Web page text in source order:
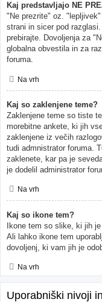
Kaj predstavljajo NE
"Ne prezrite" oz.
strani in sicer pod
prebirajte. Dovoljenja za
globalna obvestila in za
foruma.
Na vrh
Kaj so zaklenjene teme?
Zaklenjene teme so tiste
morebitne ankete, ki jih
zaklenjene iz večih
tudi admnistrator foruma.
zaklenete, kar pa je
je dodelil administrator
Na vrh
Kaj so ikone tem?
Ikone tem so slike, ki jih
Ali lahko ikone tem
dovoljenj, ki vam jih je
Na vrh
Uporabniški nivoji